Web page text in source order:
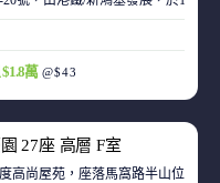
萬 @$43
27座 高層 F室
高尚屋苑，座落馬窩路半山位置